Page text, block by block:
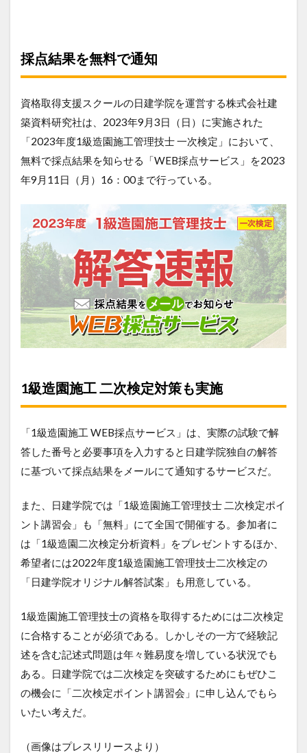
採点結果を無料で通知
資格取得支援スクールの日建学院を運営する株式会社建
築資料研究社は、2023年9月3日（日）に実施された
「2023年度1級造園施工管理技士 一次検定」において、
無料で採点結果を知らせる「WEB採点サービス」を2023
年9月11日（月）16：00まで行っている。
1級造園施工 二次検定対策も実施
「1級造園施工 WEB採点サービス」は、実際の試験で解
答した番号と必要事項を入力すると日建学院独自の解答
に基づいて採点結果をメールにて通知するサービスだ。
また、日建学院では「1級造園施工管理技士 二次検定ポイ
ント講習会」も「無料」にて全国で開催する。参加者に
は「1級造園二次検定分析資料」をプレゼントするほか、
希望者には2022年度1級造園施工管理技士二次検定の
「日建学院オリジナル解答試案」も用意している。
1級造園施工管理技士の資格を取得するためには二次検定
に合格することが必須である。しかしその一方で経験記
述を含む記述式問題は年々難易度を増している状況でも
ある。日建学院では二次検定を突破するためにもぜひこ
の機会に「二次検定ポイント講習会」に申し込んでもら
いたい考えだ。
（画像はプレスリリースより）